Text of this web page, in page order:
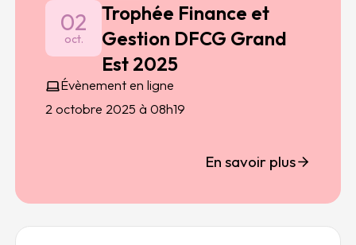
02
oct.
Trophée Finance et
Gestion DFCG Grand
Est 2025
Évènement en ligne
2 octobre 2025 à 08h19
En savoir plus